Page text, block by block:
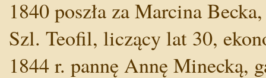
1840 poszła za Marcina
Szl. Teofil, liczący lat 30,
1844 r. pannę Annę Minecką,